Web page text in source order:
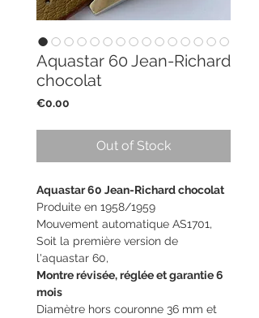
Aquastar 60 Jean-Richard
chocolat
€0.00
Out of Stock
Aquastar 60 Jean-Richard chocolat
Produite en 1958/1959
Mouvement automatique AS1701,
Soit la première version de
l'aquastar 60,
Montre révisée, réglée et garantie 6
mois
Diamètre hors couronne 36 mm et